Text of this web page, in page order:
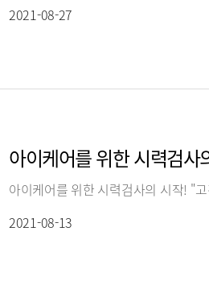
2021-08-27
아이케어를 위한 시력검사
아이케어를 위한 시력검사의 시작! "
2021-08-13